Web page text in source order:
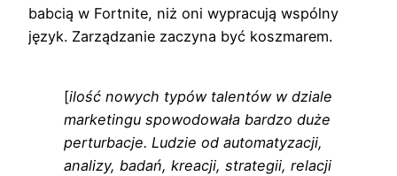
babcią w Fortnite, niż oni wypracują wspólny
język. Zarządzanie zaczyna być koszmarem.
[ilość nowych typów talentów w dziale
marketingu spowodowała bardzo duże
perturbacje. Ludzie od automatyzacji,
analizy, badań, kreacji, strategii, relacji